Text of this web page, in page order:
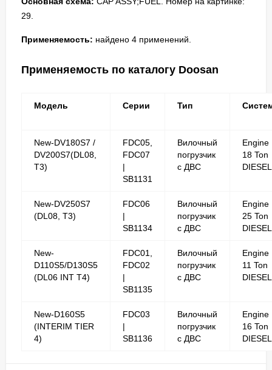
29.
Применяемость: найдено 4 применений.
Применяемость по каталогу Doosan
Модель Серии Тип
New-DV180S7 /
DV200S7(DL08,
T3)
FDC05,
FDC07
|
SB1131
Вилочный
погрузчик
с ДВС
Engine
18 Ton
DIESEL
New-DV250S7
(DL08, T3)
FDC06
|
SB1134
Вилочный
погрузчик
с ДВС
Engine
25 Ton
DIESEL
New-
D110S5/D130S5
(DL06 INT T4)
FDC01,
FDC02
|
SB1135
Вилочный
погрузчик
с ДВС
Engine
11 Ton
DIESEL
New-D160S5
(INTERIM TIER
4)
FDC03
|
SB1136
Вилочный
погрузчик
с ДВС
Engine
16 Ton
DIESEL